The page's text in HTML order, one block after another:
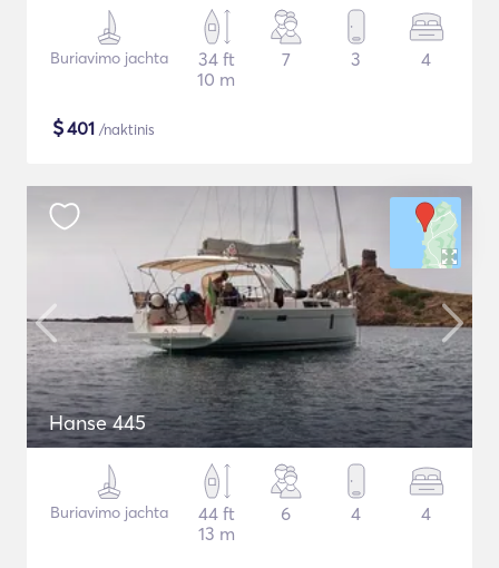
Buriavimo jachta
34 ft
10 m
7 3 4
$401 /naktinis
Hanse 445
Buriavimo jachta
44 ft
13 m
6 4 4